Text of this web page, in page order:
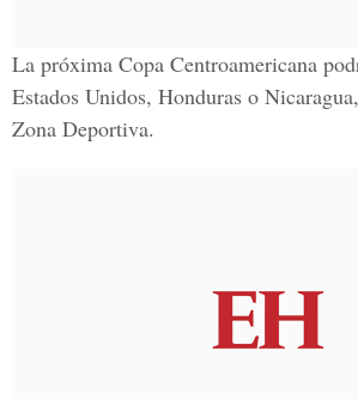
La próxima Copa Centroamericana
Estados Unidos, Honduras o
Zona Deportiva.